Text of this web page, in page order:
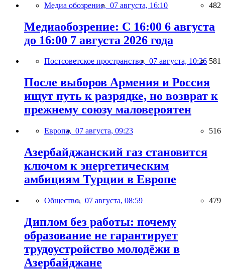
Медиа обозрение, 07 августа, 16:10 482
Медиаобозрение: С 16:00 6 августа
до 16:00 7 августа 2026 года
Постсоветское пространство, 07 августа, 10:26 581
После выборов Армения и Россия
ищут путь к разрядке, но возврат к
прежнему союзу маловероятен
Европа, 07 августа, 09:23 516
Азербайджанский газ становится
ключом к энергетическим
амбициям Турции в Европе
Общество, 07 августа, 08:59 479
Диплом без работы: почему
образование не гарантирует
трудоустройство молодёжи в
Азербайджане